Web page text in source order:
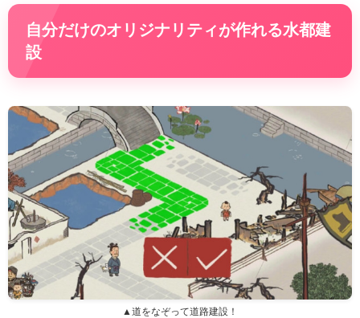
自分だけのオリジナリティが作れる水都建
設
▲道をなぞって道路建設！